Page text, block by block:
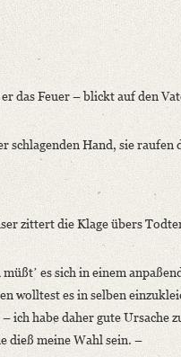
das Feuer – blickt auf den
Hand, sie raufen
zittert die Klage übers
es sich in einem
wolltest es in selben
habe daher gute Ursache
dieß meine Wahl sein. –